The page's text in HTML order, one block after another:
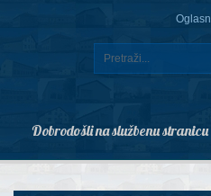
Dobrodošli na službenu